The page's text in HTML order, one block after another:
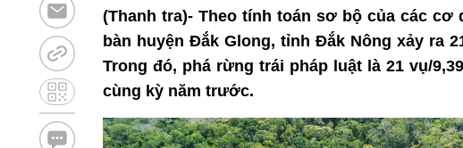
(Thanh tra)- Theo tính toán sơ bộ của các cơ
bàn huyện Đắk Glong, tỉnh Đắk Nông xảy ra
Trong đó, phá rừng trái pháp luật là 21 vụ/
cùng kỳ năm trước.